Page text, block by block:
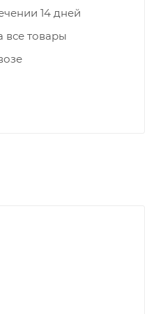
14 дней
все товары